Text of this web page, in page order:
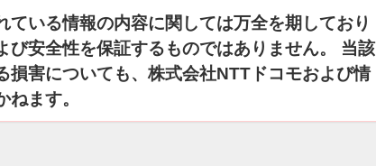
ている情報の内容に関しては万全を期しており
び安全性を保証するものではありません。 当該
損害についても、株式会社NTTドコモおよび情
ます。